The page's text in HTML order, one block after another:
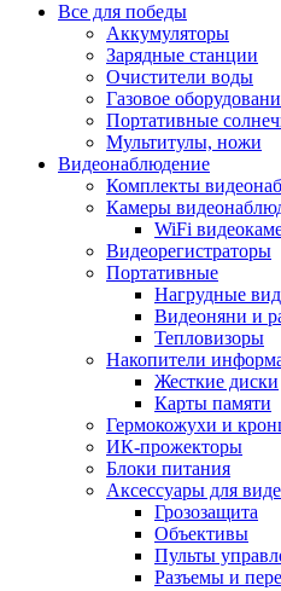
Все для победы
Аккумуляторы
Зарядные станции
Очистители воды
Газовое
Портативные
Мультитулы, ножи
Видеонаблюдение
Комплекты
Камеры
WiFi
Видеорегистраторы
Портативные
Нагрудные
Видеоняни и
Тепловизоры
Накопители
Жесткие диски
Карты памяти
Гермокожухи и
ИК-прожекторы
Блоки питания
Аксессуары для
Грозозащита
Объективы
Пульты
Разъемы и